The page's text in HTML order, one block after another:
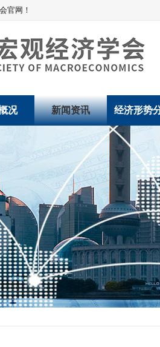
官网！
况
员会
导
构
问
程
新闻资讯
党建动态
学会动态
会员动态
地方动态
经济形势
经济数据
数说经济
经济运行与
产业发展
创新高技术
行
贸易与流